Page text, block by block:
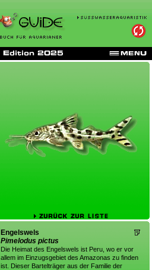
Engelswels
Pimelodus pictus
Die Heimat des Engelswels ist Peru, wo er vor
allem im Einzugsgebiet des Amazonas zu finden
ist. Dieser Bartelträger aus der Familie der